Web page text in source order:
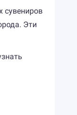
сувениров
Эти